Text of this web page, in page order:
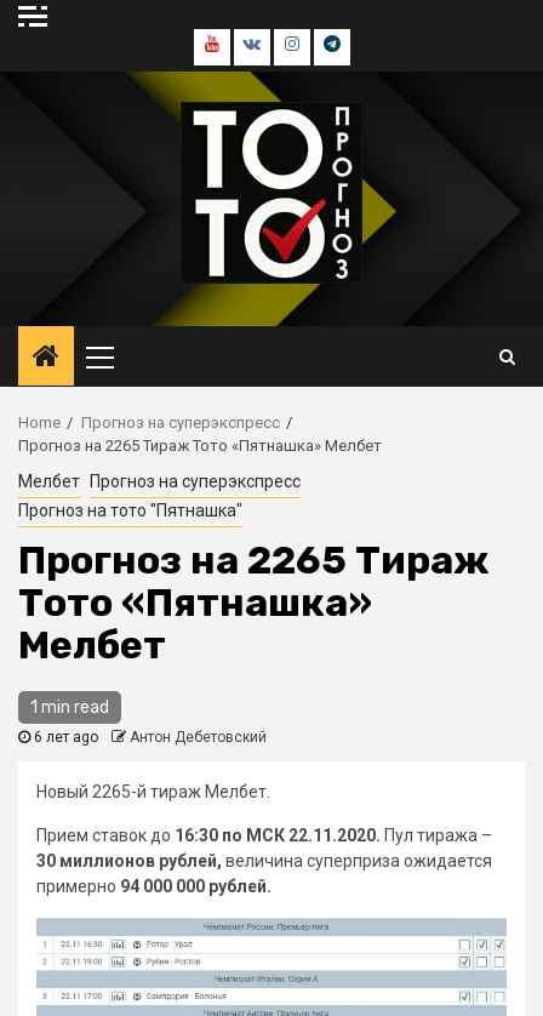
Skip
Youtube
В
контакте
Инстаграм
Телеграм
Menu
Home
Прогноз на суперэкспресс
Прогноз на 2265 Тираж Тото «Пятнашка» Мелбет
Мелбет
Прогноз на суперэкспресс
Прогноз на тото "Пятнашка"
Прогноз на 2265 Тираж
Тото «Пятнашка»
Мелбет
1 min read
6 лет ago Антон Дебетовский
Новый 2265-й тираж Мелбет.
Прием ставок до 16:30 по МСК 22.11.2020. Пул тиража –
30 миллионов рублей, величина суперприза ожидается
примерно 94 000 000 рублей.